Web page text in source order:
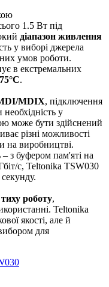
1.5 Вт під
діапазон живлення
у виборі джерела
умов роботи.
в екстремальних
.
MDIX, підключення
у
може бути здійснений
різні можливості
на виробництві.
з буфером пам'яті на
с, Teltonika TSW030
тиху роботу,
Teltonika
якості, але й
для